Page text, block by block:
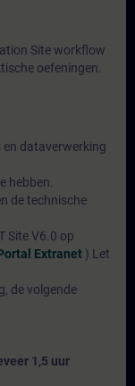
Site workflow
oefeningen.
en dataverwerking
hebben.
de technische
Site V6.0 op
Extranet) Let
de volgende
1,5 uur